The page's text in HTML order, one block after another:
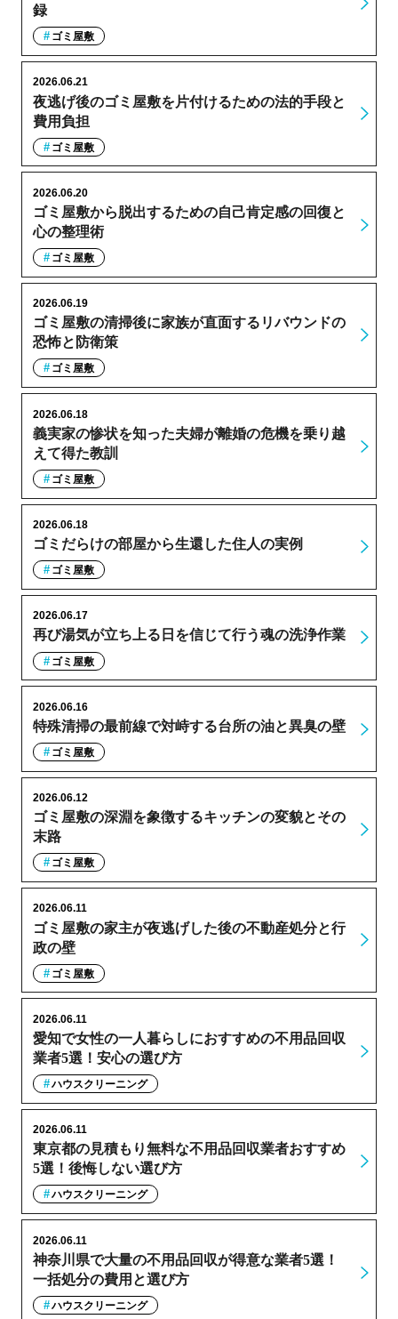
録
ゴミ屋敷
夜逃げ後のゴミ屋敷を片付けるための法的手段と
費用負担
2026.06.21
ゴミ屋敷
ゴミ屋敷から脱出するための自己肯定感の回復と
心の整理術
2026.06.20
ゴミ屋敷
ゴミ屋敷の清掃後に家族が直面するリバウンドの
恐怖と防衛策
2026.06.19
ゴミ屋敷
義実家の惨状を知った夫婦が離婚の危機を乗り越
えて得た教訓
2026.06.18
ゴミ屋敷
ゴミだらけの部屋から生還した住人の実例
2026.06.18
ゴミ屋敷
再び湯気が立ち上る日を信じて行う魂の洗浄作業
2026.06.17
ゴミ屋敷
特殊清掃の最前線で対峙する台所の油と異臭の壁
2026.06.16
ゴミ屋敷
ゴミ屋敷の深淵を象徴するキッチンの変貌とその
末路
2026.06.12
ゴミ屋敷
ゴミ屋敷の家主が夜逃げした後の不動産処分と行
政の壁
2026.06.11
ゴミ屋敷
愛知で女性の一人暮らしにおすすめの不用品回収
業者5選！安心の選び方
2026.06.11
ハウスクリーニング
東京都の見積もり無料な不用品回収業者おすすめ
5選！後悔しない選び方
2026.06.11
ハウスクリーニング
神奈川県で大量の不用品回収が得意な業者5選！
一括処分の費用と選び方
2026.06.11
ハウスクリーニング